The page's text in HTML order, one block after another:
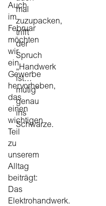
Auch
im
Februar
möchten
wir
ein
Gewerbe
hervorheben,
das
einen
wichtigen
Teil
zu
unserem
Alltag
beiträgt:
Das
Elektrohandwerk.
mal
zuzupacken,
trifft
der
Spruch
„Handwerk
ist…
mutig“
genau
ins
Schwarze.